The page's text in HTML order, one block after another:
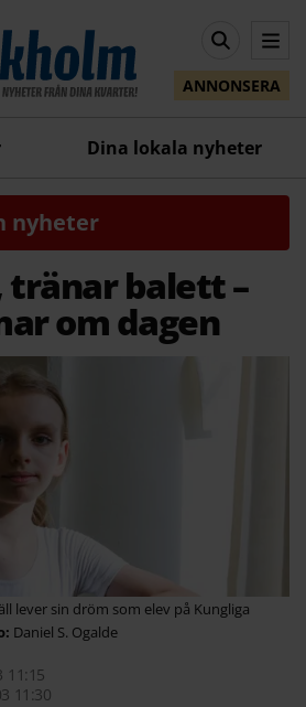
ANNONSERA
Dina lokala nyheter
nyheter
tränar balett –
om dagen
lever sin dröm som elev på Kungliga
Daniel S. Ogalde
11:15
11:30